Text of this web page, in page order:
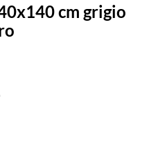
cm grigio